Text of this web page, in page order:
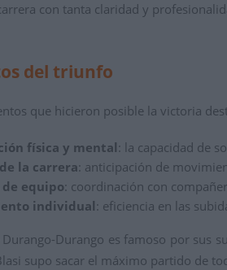
con tanta claridad y
del triunfo
que hicieron posible la victoria
física y mental: la capacidad de
la carrera: anticipación de
equipo: coordinación con
individual: eficiencia en las
Durango es famoso por sus
supo sacar el máximo partido de